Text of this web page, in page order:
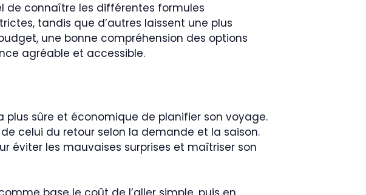
de connaître les différentes formules
tandis que d’autres laissent une plus
une bonne compréhension des options
agréable et accessible.
sûre et économique de planifier son voyage.
celui du retour selon la demande et la saison.
éviter les mauvaises surprises et maîtriser son